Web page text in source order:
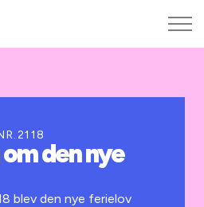
den nye
blev den nye ferielov